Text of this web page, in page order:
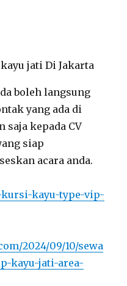
boleh langsung
yang ada di
saja kepada CV
siap
acara anda.
kursi-kayu-type-vip-
2024/09/10/sewa
kayu-jati-area-